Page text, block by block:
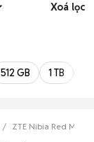
Xoá lọc
512 GB 1 TB
ZTE Nibia Red